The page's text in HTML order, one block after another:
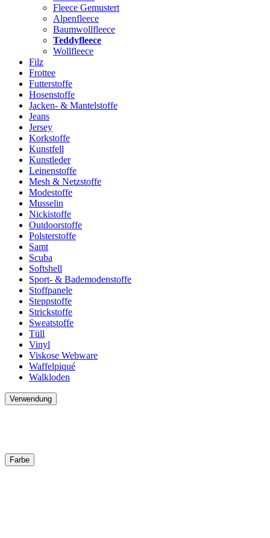
Fleece Gemustert
Alpenfleece
Baumwollfleece
Teddyfleece
Wollfleece
Filz
Frottee
Futterstoffe
Hosenstoffe
Jacken- & Mantelstoffe
Jeans
Jersey
Korkstoffe
Kunstfell
Kunstleder
Leinenstoffe
Mesh & Netzstoffe
Modestoffe
Musselin
Nickistoffe
Outdoorstoffe
Polsterstoffe
Samt
Scuba
Softshell
Sport- & Bademodenstoffe
Stoffpanele
Steppstoffe
Strickstoffe
Sweatstoffe
Tüll
Vinyl
Viskose Webware
Waffelpiqué
Walkloden
Verwendung
Farbe